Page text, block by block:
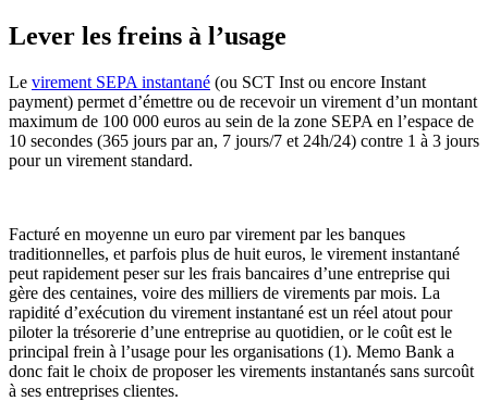
Lever les freins à l’usage
Le virement SEPA instantané (ou SCT Inst ou encore Instant
payment) permet d’émettre ou de recevoir un virement d’un montant
maximum de 100 000 euros au sein de la zone SEPA en l’espace de
10 secondes (365 jours par an, 7 jours/7 et 24h/24) contre 1 à 3 jours
pour un virement standard.
Facturé en moyenne un euro par virement par les banques
traditionnelles, et parfois plus de huit euros, le virement instantané
peut rapidement peser sur les frais bancaires d’une entreprise qui
gère des centaines, voire des milliers de virements par mois. La
rapidité d’exécution du virement instantané est un réel atout pour
piloter la trésorerie d’une entreprise au quotidien, or le coût est le
principal frein à l’usage pour les organisations (1). Memo Bank a
donc fait le choix de proposer les virements instantanés sans surcoût
à ses entreprises clientes.